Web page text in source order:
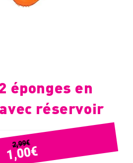
éponges en
réservoir
2,99€
1,00€